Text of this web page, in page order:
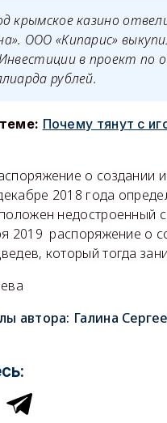
крымское казино
ООО «Кипарис»
в проект по
рублей.
Почему тянут с
о создании
2018 года
недостроенный
2019 распоряжение о
который тогда
автора: Галина